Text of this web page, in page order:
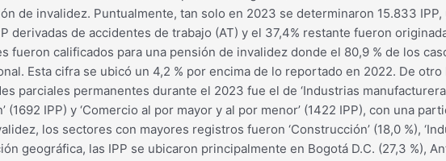
de invalidez. Puntualmente, tan solo en 2023 se determinaron 15.833 IPP,
derivadas de accidentes de trabajo (AT) y el 37,4% restante fueron
fueron calificados para una pensión de invalidez donde el 80,9 % de los
Esta cifra se ubicó un 4,2 % por encima de lo reportado en 2022. De
parciales permanentes durante el 2023 fue el de ‘Industrias
IPP) y ‘Comercio al por mayor y al por menor’ (1422 IPP), con una
los sectores con mayores registros fueron ‘Construcción’ (18,0 %),
geográfica, las IPP se ubicaron principalmente en Bogotá D.C. (27,3 %),